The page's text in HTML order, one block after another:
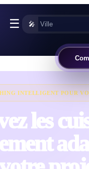
🎤
☰
INTELLIGENT POUR
les